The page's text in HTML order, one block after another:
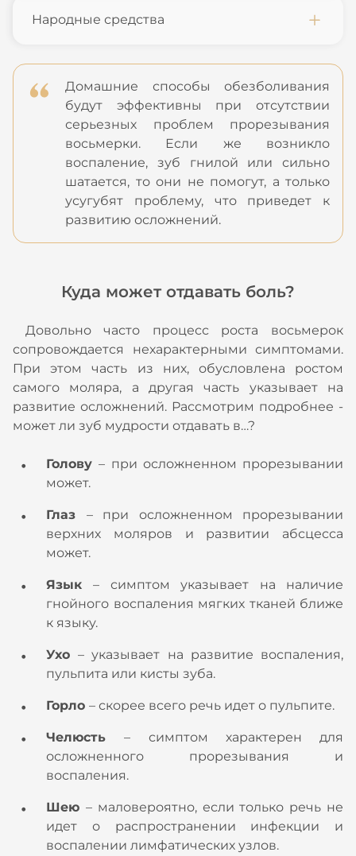
Народные средства
Домашние способы обезболивания
будут эффективны при отсутствии
серьезных проблем прорезывания
восьмерки. Если же возникло
воспаление, зуб гнилой или сильно
шатается, то они не помогут, а только
усугубят проблему, что приведет к
развитию осложнений.
Куда может отдавать боль?
Довольно часто процесс роста восьмерок
сопровождается нехарактерными симптомами.
При этом часть из них, обусловлена ростом
самого моляра, а другая часть указывает на
развитие осложнений. Рассмотрим подробнее -
может ли зуб мудрости отдавать в…?
Голову– при осложненном прорезывании
может.
Глаз – при осложненном прорезывании
верхних моляров и развитии абсцесса
может.
Язык– симптом указывает на наличие
гнойного воспаления мягких тканей ближе
к языку.
Ухо– указывает на развитие воспаления,
пульпита или кисты зуба.
Горло – скорее всего речь идет о пульпите.
Челюсть– симптом характерен для
осложненного прорезывания и
воспаления.
Шею – маловероятно, если только речь не
идет о распространении инфекции и
воспалении лимфатических узлов.